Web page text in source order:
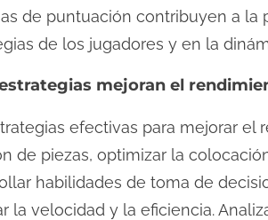
de puntuación contribuyen a
de los jugadores y en la
mejoran el
efectivas para mejorar el
de piezas, optimizar la
habilidades de toma de
la velocidad y la eficiencia.